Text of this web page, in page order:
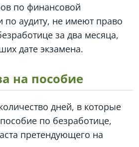
по финансовой
по аудиту, не имеют право
за два месяца,
дате экзамена.
на пособие
дней, в которые
по безработице,
претендующего на